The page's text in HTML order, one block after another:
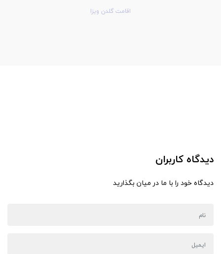
اقامت گلدن ویزا
دیدگاه کاربران
دیدگاه خود را با ما در میان بگذارید